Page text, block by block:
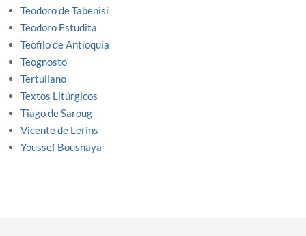
Teodoro de Tabenisi
Teodoro Estudita
Teofilo de Antioquia
Teognosto
Tertuliano
Textos Litúrgicos
Tiago de Saroug
Vicente de Lerins
Youssef Bousnaya